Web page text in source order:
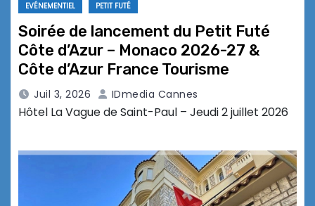
EVÉNEMENTIEL PETIT FUTÉ
Soirée de lancement du Petit Futé
Côte d’Azur – Monaco 2026-27 &
Côte d’Azur France Tourisme
Juil 3, 2026 IDmedia Cannes
Hôtel La Vague de Saint-Paul – Jeudi 2 juillet 2026